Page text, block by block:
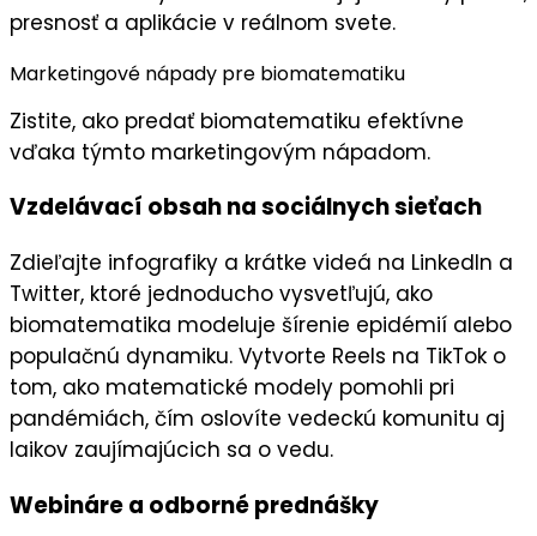
presnosťa aplikácie v reálnom svete.
Marketingové nápady pre biomatematiku
Zistite, ako predať biomatematiku efektívne
vďaka týmto marketingovým nápadom.
Vzdelávací obsah na sociálnych sieťach
Zdieľajte infografiky a krátke videá na LinkedIn a
Twitter, ktoré jednoducho vysvetľujú, ako
biomatematika modeluje šírenie epidémií alebo
populačnú dynamiku. Vytvorte Reels na TikTok o
tom, ako matematické modely pomohli pri
pandémiách, čím oslovíte vedeckú komunitu aj
laikov zaujímajúcich sa o vedu.
Webináre a odborné prednášky